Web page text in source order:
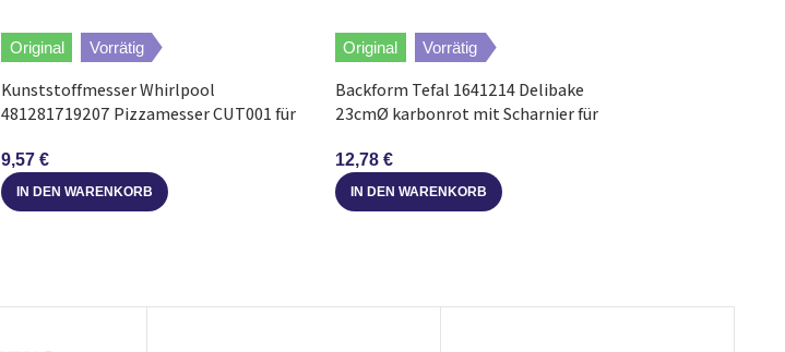
Original Vorrätig
Kunststoffmesser Whirlpool
481281719207 Pizzamesser CUT001 für
9,57 €
IN DEN WARENKORB
Original Vorrätig
Backform Tefal 1641214 Delibake
23cmØ karbonrot mit Scharnier für
12,78 €
IN DEN WARENKORB